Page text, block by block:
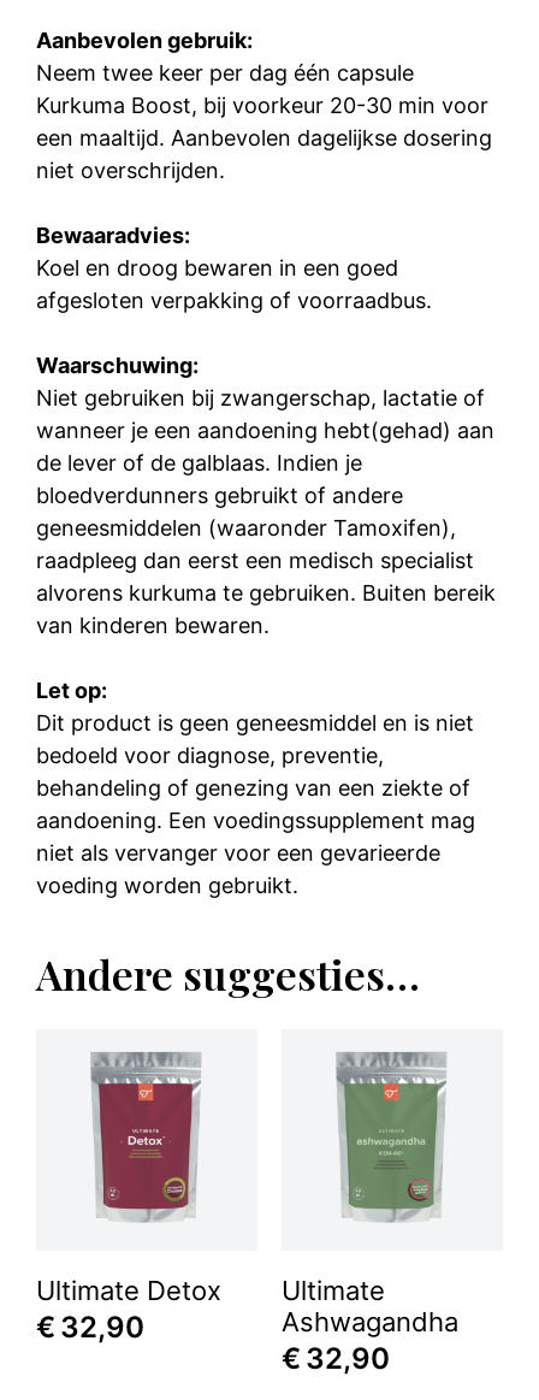
Aanbevolen gebruik:
Neem twee keer per dag één capsule
Kurkuma Boost, bij voorkeur 20-30 min voor
een maaltijd. Aanbevolen dagelijkse dosering
niet overschrijden.
Bewaaradvies:
Koel en droog bewaren in een goed
afgesloten verpakking of voorraadbus.
Waarschuwing:
Niet gebruiken bij zwangerschap, lactatie of
wanneer je een aandoening hebt(gehad) aan
de lever of de galblaas. Indien je
bloedverdunners gebruikt of andere
geneesmiddelen (waaronder Tamoxifen),
raadpleeg dan eerst een medisch specialist
alvorens kurkuma te gebruiken. Buiten bereik
van kinderen bewaren.
Let op:
Dit product is geen geneesmiddel en is niet
bedoeld voor diagnose, preventie,
behandeling of genezing van een ziekte of
aandoening. Een voedingssupplement mag
niet als vervanger voor een gevarieerde
voeding worden gebruikt.
Andere suggesties…
Ultimate Detox
€ 32,90
Ultimate
Ashwagandha
€ 32,90